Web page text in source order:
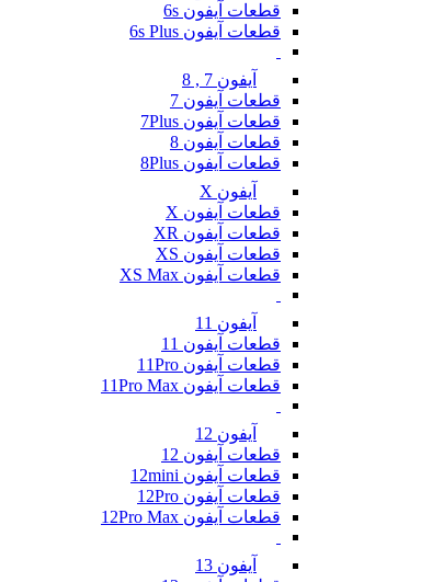
قطعات آیفون 6s
قطعات آیفون 6s Plus
آیفون 7 , 8
قطعات آیفون 7
قطعات آیفون 7Plus
قطعات آیفون 8
قطعات آیفون 8Plus
آیفون X
قطعات آیفون X
قطعات آیفون XR
قطعات آیفون XS
قطعات آیفون XS Max
آیفون 11
قطعات آیفون 11
قطعات آیفون 11Pro
قطعات آیفون 11Pro Max
آیفون 12
قطعات آیفون 12
قطعات آیفون 12mini
قطعات آیفون 12Pro
قطعات آیفون 12Pro Max
آیفون 13